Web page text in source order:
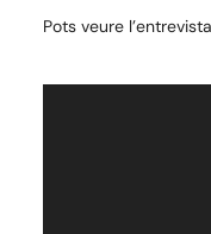
Pots veure